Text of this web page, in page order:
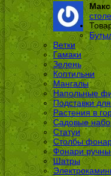
Ветки
Гамаки
Зелень
Коптильни
Мангалы
Напольные
Подставки
Растения в
Садовые
Статуи
Столбы
Фонари
Шатры